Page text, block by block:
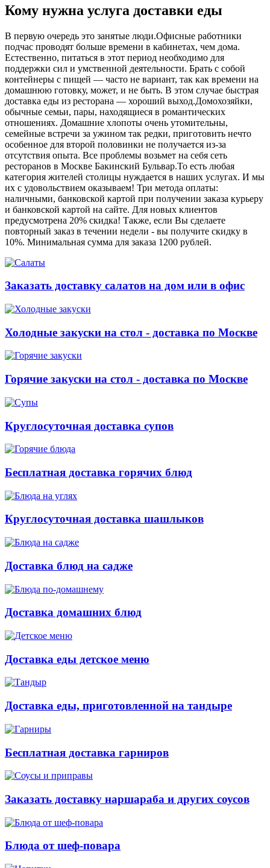
Кому нужна услуга доставки еды
В первую очередь это занятые люди.Офисные работники
подчас проводят больше времени в кабинетах, чем дома.
Естественно, питаться в этот период необходимо для
поддержки сил и умственной деятельности. Брать с собой
контейнеры с пищей ― часто не вариант, так как времени на
домашнюю готовку, может, и не быть. В этом случае быстрая
доставка еды из ресторана ― хороший выход.Домохозяйки,
обычные семьи, пары, находящиеся в романтических
отношениях. Домашние хлопоты очень утомительны,
семейные встречи за ужином так редки, приготовить нечто
особенное для второй половинки не получается из-за
отсутствия опыта. Все проблемы возьмет на себя сеть
ресторанов в Москве Бакинский Бульвар.То есть любая
категория жителей столицы нуждается в наших услугах. И мы
их с удовольствием оказываем! Три метода оплаты:
наличными, банковской картой при получении заказа курьеру
и банковской картой на сайте. Для новых клиентов
предусмотрена 20% скидка! Также, если Вы сделаете
повторный заказ в течении недели - вы получите скидку в
10%. Минимальная сумма для заказа 1200 рублей.
Заказать доставку салатов на дом или в офис
Холодные закуски на стол - доставка по Москве
Горячие закуски на стол - доставка по Москве
Круглосуточная доставка супов
Бесплатная доставка горячих блюд
Круглосуточная доставка шашлыков
Доставка блюд на садже
Доставка домашних блюд
Доставка еды детское меню
Доставка еды, приготовленной на тандыре
Бесплатная доставка гарниров
Заказать доставку наршараба и других соусов
Блюда от шеф-повара